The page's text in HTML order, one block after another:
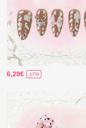
6,29€ -17%